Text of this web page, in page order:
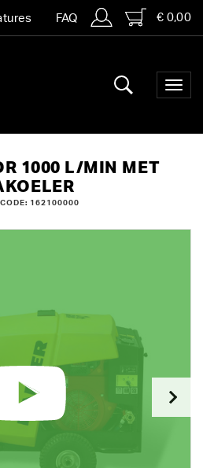
FAQ € 0,00
1000 L/MIN MET
162100000